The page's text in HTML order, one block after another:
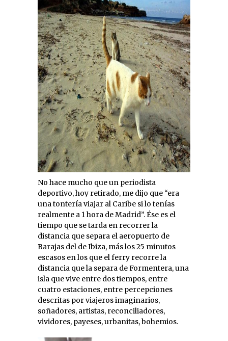
No hace mucho que un periodista
deportivo, hoy retirado, me dijo que “era
una tontería viajar al Caribe si lo tenías
realmente a 1 hora de Madrid”. Ése es el
tiempo que se tarda en recorrer la
distancia que separa el aeropuerto de
Barajas del de Ibiza, más los 25 minutos
escasos en los que el ferry recorre la
distancia que la separa de Formentera, una
isla que vive entre dos tiempos, entre
cuatro estaciones, entre percepciones
descritas por viajeros imaginarios,
soñadores, artistas, reconciliadores,
vividores, payeses, urbanitas, bohemios.